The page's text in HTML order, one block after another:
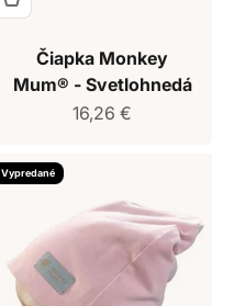
Čiapka Monkey
Mum® - Svetlohnedá
Predajná cena
16,26 €
Vypredané